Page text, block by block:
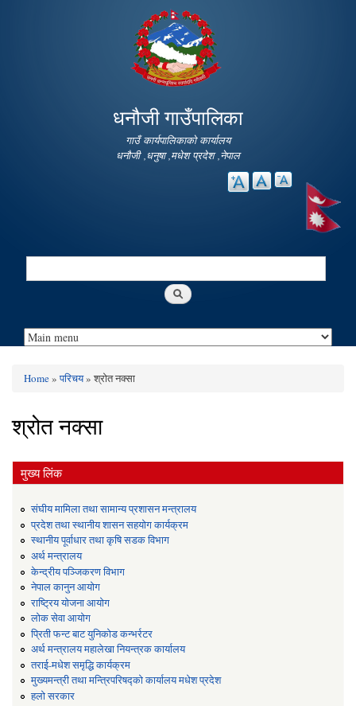
main
content
धनौजी गाउँपालिका
गाउँ कार्यपालिकाको कार्यालय
धनौजी ,धनुषा ,मधेश प्रदेश ,नेपाल
Search
Home»परिचय» श्रोत नक्सा
श्रोत नक्सा
मुख्य लिंक
संघीय मामिला तथा सामान्य प्रशासन मन्त्रालय
प्रदेश तथा स्थानीय शासन सहयोग कार्यक्रम
स्थानीय पूर्वाधार तथा कृषि सडक विभाग
अर्थ मन्त्रालय
केन्द्रीय पञ्जिकरण विभाग
नेपाल कानुन आयोग
राष्ट्रिय योजना आयोग
लोक सेवा आयोग
प्रिती फन्ट बाट युनिकोड कन्भर्रटर
अर्थ मन्त्रालय महालेखा नियन्त्रक कार्यालय
तराई-मधेश समृद्धि कार्यक्रम
मुख्यमन्त्री तथा मन्त्रिपरिषद्को कार्यालय मधेश प्रदेश
हलो सरकार